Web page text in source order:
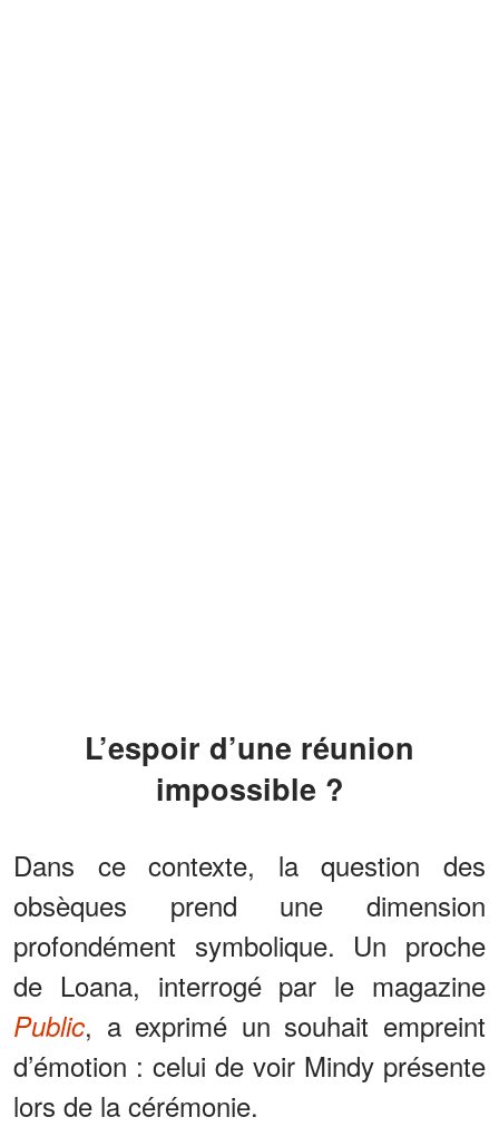
L’espoir d’une réunion
impossible ?
Dans ce contexte, la question des
obsèques prend une dimension
profondément symbolique. Un proche
de Loana, interrogé par le magazine
Public, a exprimé un souhait empreint
d’émotion : celui de voir Mindy présente
lors de la cérémonie.